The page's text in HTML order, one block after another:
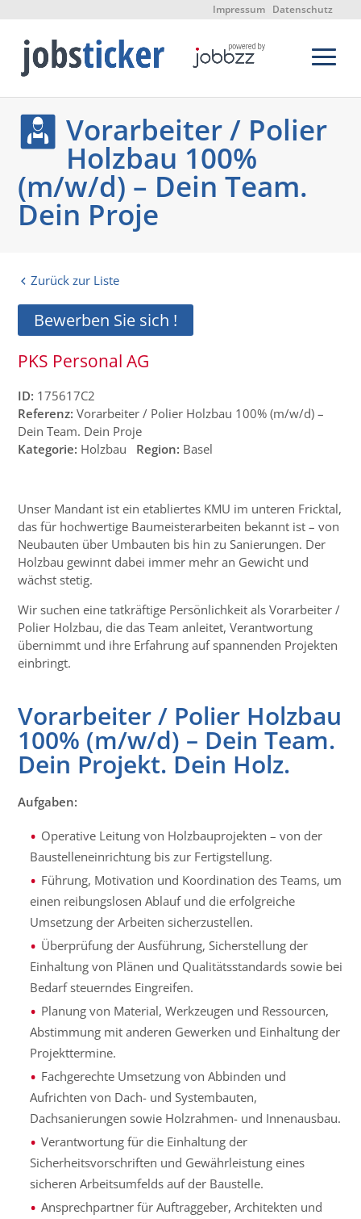
Impressum Datenschutz
Vorarbeiter / Polier
Holzbau 100%
(m/w/d) – Dein Team.
Dein Proje
Zurück zur Liste
Bewerben Sie sich !
PKS Personal AG
ID: 175617C2
Referenz: Vorarbeiter / Polier Holzbau 100% (m/w/d) –
Dein Team. Dein Proje
Kategorie: Holzbau Region: Basel
Unser Mandant ist ein etabliertes KMU im unteren Fricktal,
das für hochwertige Baumeisterarbeiten bekannt ist – von
Neubauten über Umbauten bis hin zu Sanierungen. Der
Holzbau gewinnt dabei immer mehr an Gewicht und
wächst stetig.
Wir suchen eine tatkräftige Persönlichkeit als Vorarbeiter /
Polier Holzbau, die das Team anleitet, Verantwortung
übernimmt und ihre Erfahrung auf spannenden Projekten
einbringt.
Vorarbeiter / Polier Holzbau
100% (m/w/d) – Dein Team.
Dein Projekt. Dein Holz.
Aufgaben:
Operative Leitung von Holzbauprojekten – von der
Baustelleneinrichtung bis zur Fertigstellung.
Führung, Motivation und Koordination des Teams, um
einen reibungslosen Ablauf und die erfolgreiche
Umsetzung der Arbeiten sicherzustellen.
Überprüfung der Ausführung, Sicherstellung der
Einhaltung von Plänen und Qualitätsstandards sowie bei
Bedarf steuerndes Eingreifen.
Planung von Material, Werkzeugen und Ressourcen,
Abstimmung mit anderen Gewerken und Einhaltung der
Projekttermine.
Fachgerechte Umsetzung von Abbinden und
Aufrichten von Dach- und Systembauten,
Dachsanierungen sowie Holzrahmen- und Innenausbau.
Verantwortung für die Einhaltung der
Sicherheitsvorschriften und Gewährleistung eines
sicheren Arbeitsumfelds auf der Baustelle.
Ansprechpartner für Auftraggeber, Architekten und